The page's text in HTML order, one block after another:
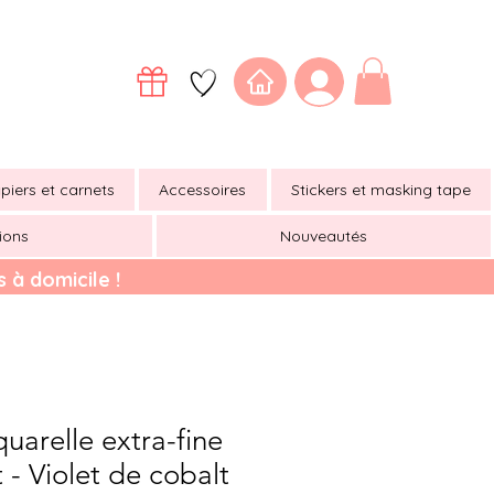
et carnets Accessoires Stickers et masking tape
Nouveautés
à domicile !
extra-fine
Violet de cobalt